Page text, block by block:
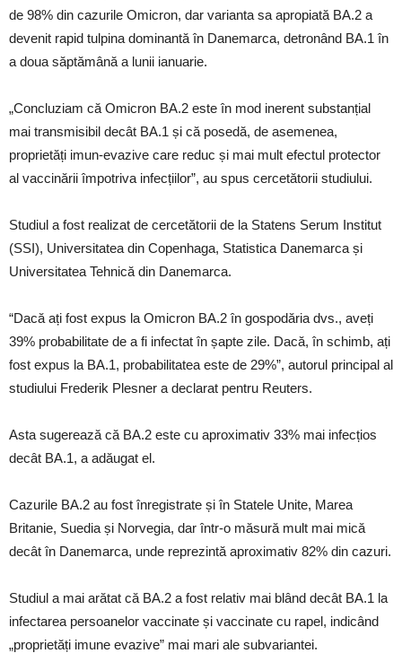
de 98% din cazurile Omicron, dar varianta sa apropiată BA.2 a
devenit rapid tulpina dominantă în Danemarca, detronând BA.1 în
a doua săptămână a lunii ianuarie.
„Concluziam că Omicron BA.2 este în mod inerent substanțial
mai transmisibil decât BA.1 și că posedă, de asemenea,
proprietăți imun-evazive care reduc și mai mult efectul protector
al vaccinării împotriva infecțiilor”, au spus cercetătorii studiului.
Studiul a fost realizat de cercetătorii de la Statens Serum Institut
(SSI), Universitatea din Copenhaga, Statistica Danemarca și
Universitatea Tehnică din Danemarca.
“Dacă ați fost expus la Omicron BA.2 în gospodăria dvs., aveți
39% probabilitate de a fi infectat în șapte zile. Dacă, în schimb, ați
fost expus la BA.1, probabilitatea este de 29%”, autorul principal al
studiului Frederik Plesner a declarat pentru Reuters.
Asta sugerează că BA.2 este cu aproximativ 33% mai infecțios
decât BA.1, a adăugat el.
Cazurile BA.2 au fost înregistrate și în Statele Unite, Marea
Britanie, Suedia și Norvegia, dar într-o măsură mult mai mică
decât în ​​Danemarca, unde reprezintă aproximativ 82% din cazuri.
Studiul a mai arătat că BA.2 a fost relativ mai blând decât BA.1 la
infectarea persoanelor vaccinate și vaccinate cu rapel, indicând
„proprietăți imune evazive” mai mari ale subvariantei.